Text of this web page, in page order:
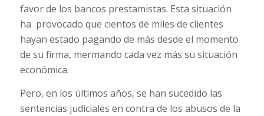
favor de los bancos prestamistas. Esta situación
ha provocado que cientos de miles de clientes
hayan estado pagando de más desde el momento
de su firma, mermando cada vez más su situación
económica.
Pero, en los últimos años, se han sucedido las
sentencias judiciales en contra de los abusos de la